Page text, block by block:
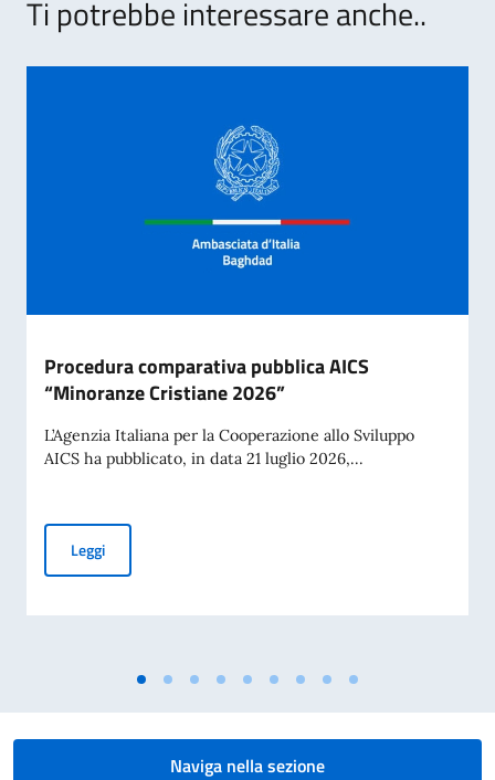
Ti potrebbe interessare anche..
Procedura comparativa pubblica AICS
“Minoranze Cristiane 2026”
L’Agenzia Italiana per la Cooperazione allo Sviluppo
AICS ha pubblicato, in data 21 luglio 2026,...
LeggiProcedura comparativa pubblica AICS “Minoranze
Naviga nella sezione